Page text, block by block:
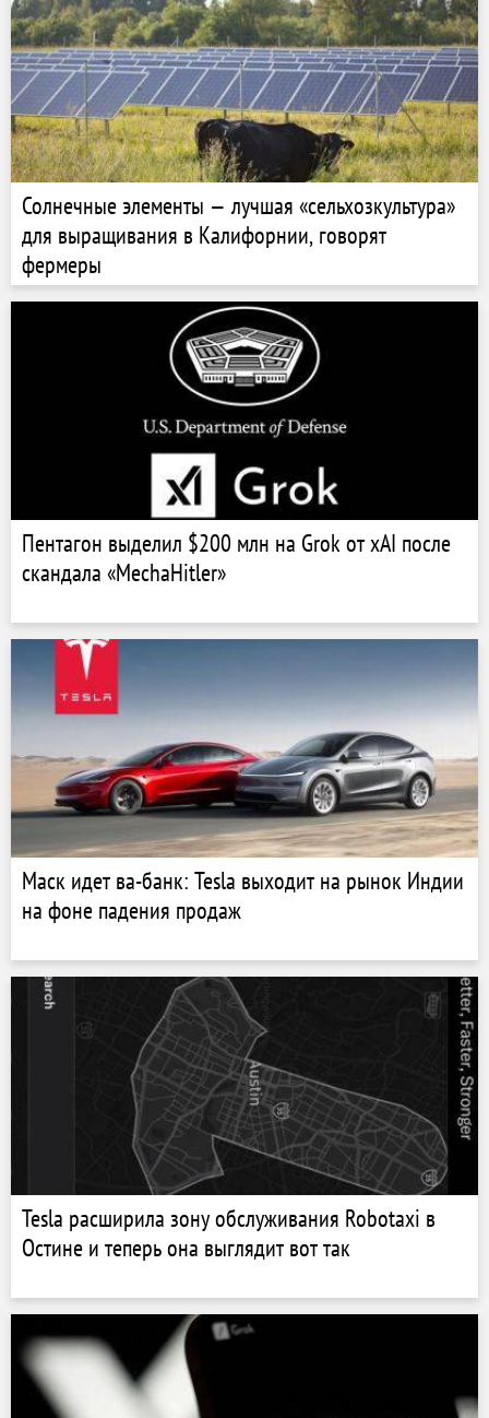
Солнечные элементы — лучшая «сельхозкультура»
для выращивания в Калифорнии, говорят
фермеры
Пентагон выделил $200 млн на Grok от xAI после
скандала «MechaHitler»
Маск идет ва-банк: Tesla выходит на рынок Индии
на фоне падения продаж
Tesla расширила зону обслуживания Robotaxi в
Остине и теперь она выглядит вот так